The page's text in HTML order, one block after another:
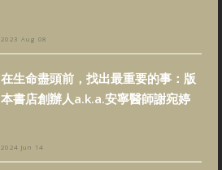
2023 Aug 08
在生命盡頭前，找出最重要的事：版
本書店創辦人a.k.a.安寧醫師謝宛婷
2024 Jun 14